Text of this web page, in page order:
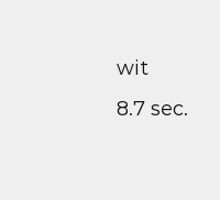
wit
8.7 sec.